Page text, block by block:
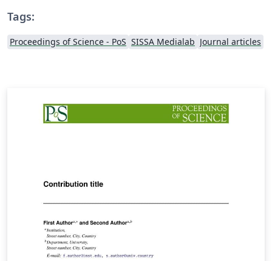
Tags:
Proceedings of Science - PoS SISSA Medialab Journal articles